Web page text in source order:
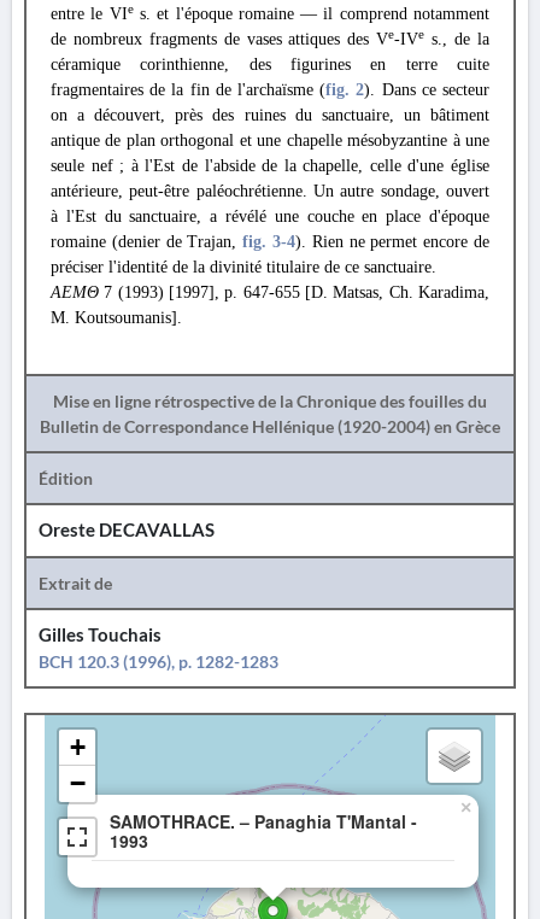
entre le VIes. et l'époque romaine — il comprend notamment
de nombreux fragments de vases attiques des Ve-IVe s., de la
céramique corinthienne, des figurines en terre cuite
fragmentaires de la fin de l'archaïsme (fig. 2). Dans ce secteur
on a découvert, près des ruines du sanctuaire, un bâtiment
antique de plan orthogonal et une chapelle mésobyzantine à une
seule nef ; à l'Est de l'abside de la chapelle, celle d'une église
antérieure, peut-être paléochrétienne. Un autre sondage, ouvert
à l'Est du sanctuaire, a révélé une couche en place d'époque
romaine (denier de Trajan,fig. 3-4). Rien ne permet encore de
préciser l'identité de la divinité titulaire de ce sanctuaire.
ΑΕΜΘ 7 (1993) [1997], p. 647-655 [D. Matsas, Ch. Karadima,
M. Koutsoumanis].
Mise en ligne rétrospective de la Chronique des fouilles du
Bulletin de Correspondance Hellénique (1920-2004) en Grèce
Édition
Oreste DECAVALLAS
Extrait de
Gilles Touchais
BCH 120.3 (1996), p. 1282-1283
SAMOTHRACE. – Panaghia T'Mantal -
1993
×
+
−